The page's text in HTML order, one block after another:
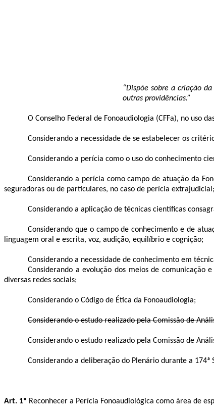
“Dispõe sobre a criação
outras providências.”
O Conselho Federal de Fonoaudiologia (CFFa), no uso
Considerando a necessidade de se estabelecer os
Considerando a perícia como o uso do conhecimento
Considerando a perícia como campo de atuação da
seguradoras ou de particulares, no caso de perícia extrajudicial;
Considerando a aplicação de técnicas científicas
Considerando que o campo de conhecimento e de
linguagem oral e escrita, voz, audição, equilíbrio e cognição;
Considerando a necessidade de conhecimento em
Considerando a evolução dos meios de comunicação
diversas redes sociais;
Considerando o Código de Ética da Fonoaudiologia;
Considerando o estudo realizado pela Comissão de
Considerando o estudo realizado pela Comissão de
Considerando a deliberação do Plenário durante a
Art. 1º Reconhecer a Perícia Fonoaudiológica como área de